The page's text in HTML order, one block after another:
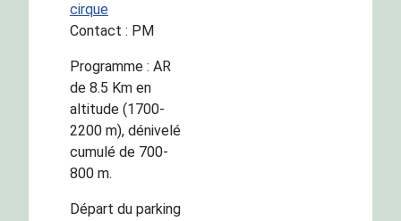
cirque
Contact : PM
Programme : AR
de 8.5 Km en
altitude (1700-
2200 m), dénivelé
cumulé de 700-
800 m.
Départ du parking